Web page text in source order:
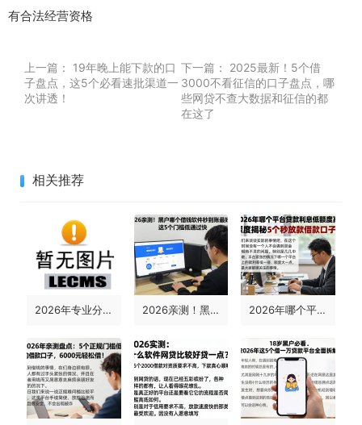
有合法经营资格
上一篇：
19年晚上能下款的口
子盘点，这5个必看速批渠道一
次讲透！
下一篇：
2025最新！5个借
3000不看征信的口子盘点，哪
些网贷不查大数据和征信的都
在这了
相关推荐
2026年专业分析：哪家平台是正规贷款的？今日盘点额度最高的五个平台 2026亲测！黑户哪个借钱软件秒到账最好？这5个门槛低通过快 2026年哪个平台贷款利息低额度高？深度揭秘5个秒放款借款口子！